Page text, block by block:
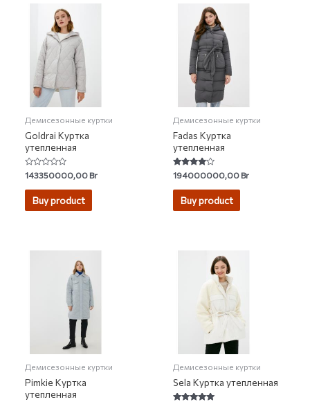
Демисезонные куртки
Goldrai Куртка
утепленная
Rated
0
out
143350000,00Br
Buy product
Демисезонные куртки
Fadas Куртка
утепленная
Rated
3.86
out of 5
194000000,00Br
Buy product
Демисезонные куртки
Pimkie Куртка
утепленная
Демисезонные куртки
Sela Куртка утепленная